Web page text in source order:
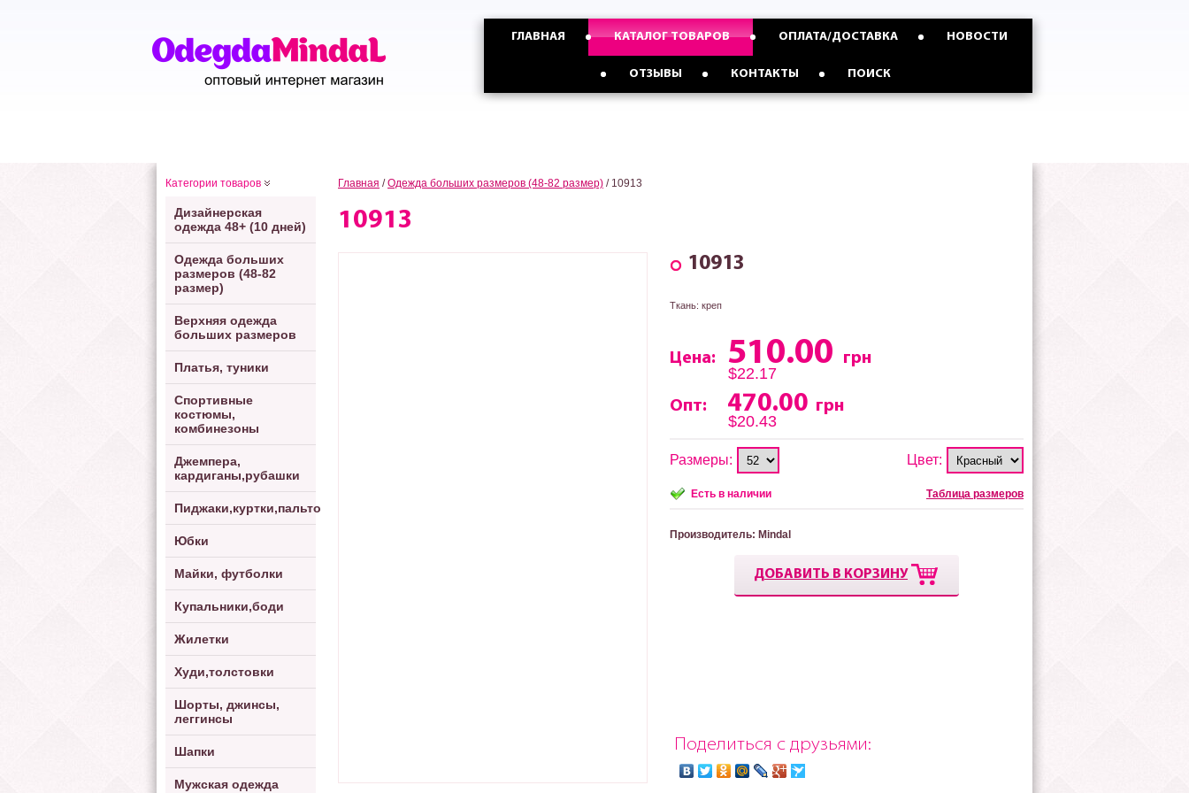
МЫ РАБОТАЕМ
Опт с Россией,Казахстаном и
Опт с Украиной от
ГЛАВНАЯ КАТАЛОГ ТОВАРОВ ОПЛАТА/ДОСТАВКА НОВОСТИ
ОТЗЫВЫ КОНТАКТЫ ПОИСК
Категории товаров
Дизайнерская
одежда 48+ (10 дней)
Одежда больших
размеров (48-82
размер)
Верхняя одежда
больших размеров
Платья, туники
Спортивные
костюмы,
комбинезоны
Джемпера,
кардиганы,рубашки
Пиджаки,куртки,пальто
Юбки
Майки, футболки
Купальники,боди
Жилетки
Худи,толстовки
Шорты, джинсы,
леггинсы
Шапки
Мужская одежда
Главная / Одежда больших размеров (48-82 размер) / 10913
10913
10913
Ткань: креп
Цена: 510.00
грн
$22.17
Опт:
470.00 грн
$20.43
Размеры: Цвет:
Есть в наличии Таблица размеров
Производитель: Mindal
ДОБАВИТЬ В КОРЗИНУ
Поделиться с друзьями: